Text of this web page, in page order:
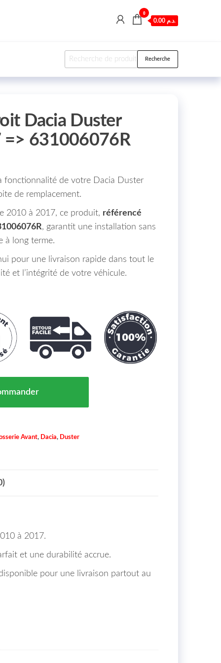
0
0.00 د.م.
Recherche pour : Recherche
Dacia Duster
631006076R
fonctionnalité de votre Dacia Duster
de remplacement.
2010 à 2017, ce produit, référencé
, garantit une installation sans
à long terme.
pour une livraison rapide dans tout le
et l’intégrité de votre véhicule.
Avant, Dacia, Duster
à 2017.
et une durabilité accrue.
pour une livraison partout au